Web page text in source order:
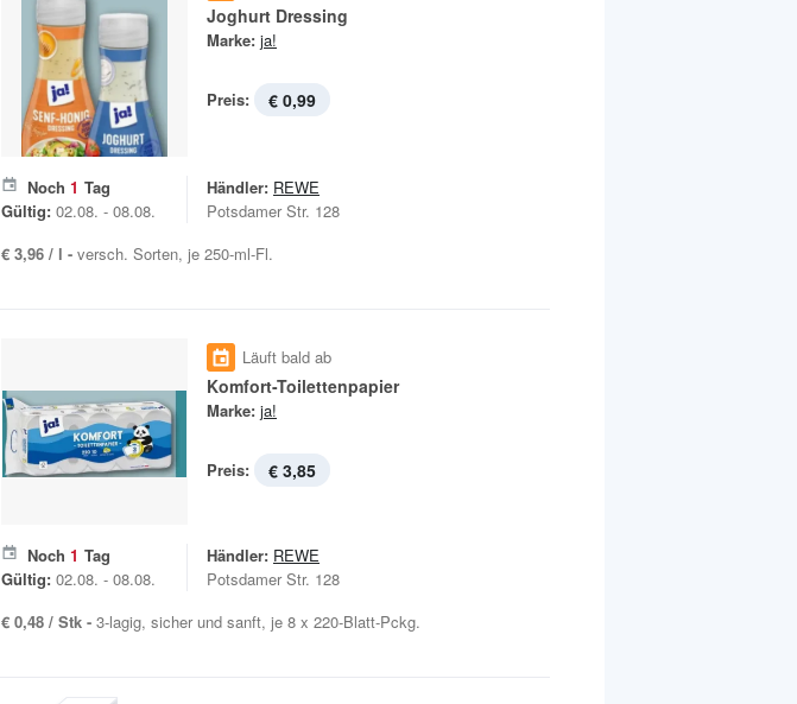
Joghurt Dressing
Marke: ja!
Preis: € 0,99
Noch 1 Tag
Gültig: 02.08. - 08.08.
Händler: REWE
Potsdamer Str. 128
€ 3,96 / l - versch. Sorten, je 250-ml-Fl.
Läuft bald ab
Komfort-Toilettenpapier
Marke: ja!
Preis: € 3,85
Noch 1 Tag
Gültig: 02.08. - 08.08.
Händler: REWE
Potsdamer Str. 128
€ 0,48 / Stk - 3-lagig, sicher und sanft, je 8 x 220-Blatt-Pckg.